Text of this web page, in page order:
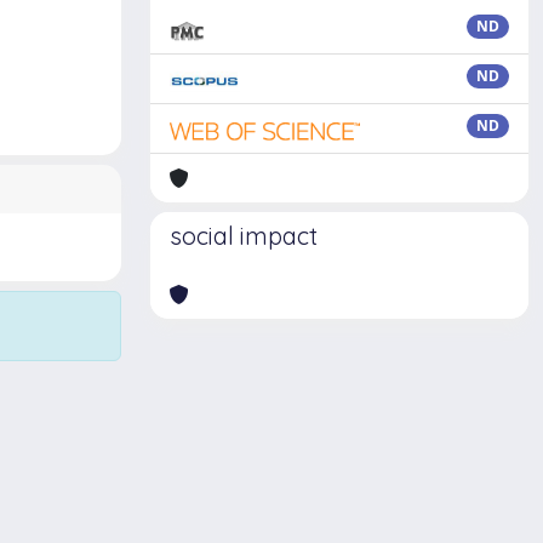
ND
ND
ND
social impact